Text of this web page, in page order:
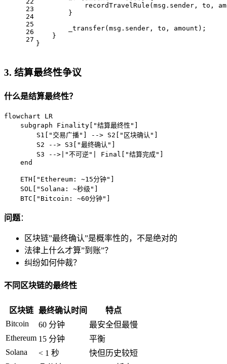
23
24
25
26
27
recordTravelRule(msg.sender, to,
        }
        _transfer(msg.sender, to, amount);
    }
}
3. 结算最终性争议
什么是结算最终性？
flowchart LR
    subgraph Finality["结算最终性"]
        S1["交易广播"] --> S2["区块确认"]
        S2 --> S3["最终确认"]
        S3 -->|"不可逆"| Final["结算完成"]
    end
    ETH["Ethereum: ~15分钟"]
    SOL["Solana: ~秒级"]
    BTC["Bitcoin: ~60分钟"]
问题：
区块链”最终确认”是概率性的，不是绝对的
法律上什么才算”到账”？
纠纷如何仲裁？
不同区块链的最终性
区块链 最终确认时间
特点
Bitcoin
60 分钟
最安全但最慢
Ethereum 15 分钟
平衡
Solana
< 1 秒
快但历史较短